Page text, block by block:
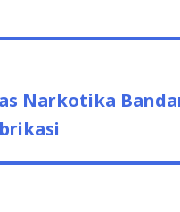
Narkotika